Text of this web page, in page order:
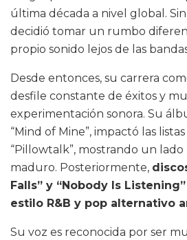
última década a nivel global.
decidió tomar un rumbo
propio sonido lejos de las
Desde entonces, su carrera
desfile constante de éxitos y
experimentación sonora. Su
“Mind of Mine”, impactó las
“Pillowtalk”, mostrando un
maduro. Posteriormente,
Falls” y “Nobody Is
estilo R&B y pop alternativo
Su voz es reconocida por ser